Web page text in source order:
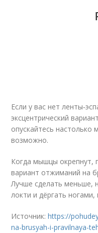
Если у вас нет
эксцентрический
опускайтесь настолько
возможно.
Когда мышцы окрепнут,
вариант отжиманий на
Лучше сделать меньше,
локти и дёргать
Источник:https://
na-brusyah-i-pravilnaya-